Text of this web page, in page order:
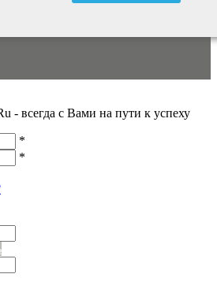
- всегда с Вами на пути к успеху
*
*